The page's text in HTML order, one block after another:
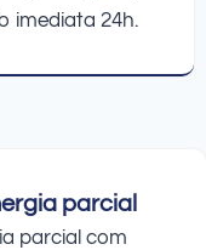
imediata 24h.
parcial
parcial com